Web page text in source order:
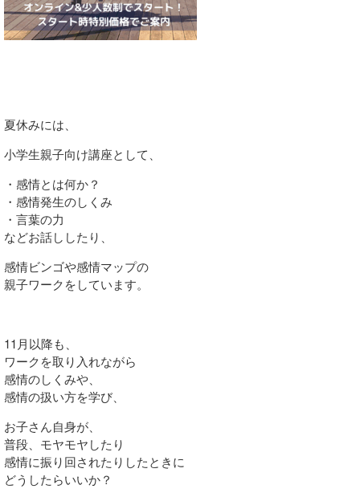
夏休みには、
小学生親子向け講座として、
・感情とは何か？
・感情発生のしくみ
・言葉の力
などお話ししたり、
感情ビンゴや感情マップの
親子ワークをしています。
11月以降も、
ワークを取り入れながら
感情のしくみや、
感情の扱い方を学び、
お子さん自身が、
普段、モヤモヤしたり
感情に振り回されたりしたときに
どうしたらいいか？